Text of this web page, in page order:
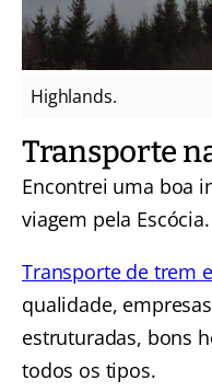
Highlands.
Transporte
Encontrei uma boa
viagem pela Escócia.
Transporte de trem
qualidade,
estruturadas, bons
todos os tipos.